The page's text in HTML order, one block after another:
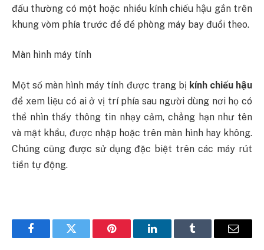
đấu thường có một hoặc nhiều kính chiếu hậu gắn trên
khung vòm phía trước để đề phòng máy bay đuổi theo.
Màn hình máy tính
Một số màn hình máy tính được trang bị kính chiếu hậu
để xem liệu có ai ở vị trí phía sau người dùng nơi họ có
thể nhìn thấy thông tin nhạy cảm, chẳng hạn như tên
và mật khẩu, được nhập hoặc trên màn hình hay không.
Chúng cũng được sử dụng đặc biệt trên các máy rút
tiền tự động.
FacebookTwitter Pinterest LinkedInTumblr Email